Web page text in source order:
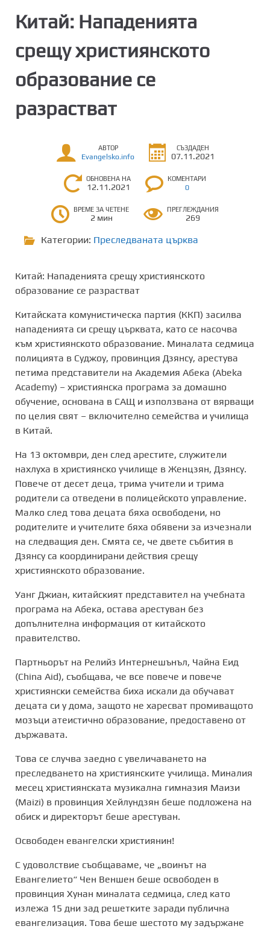
Китай: Нападенията
срещу християнското
образование се
разрастват
АВТОР
Evangelsko.info
СЪЗДАДЕН
07.11.2021
ОБНОВЕНА НА
12.11.2021
КОМЕНТАРИ
0
ВРЕМЕ ЗА ЧЕТЕНЕ
2 мин
ПРЕГЛЕЖДАНИЯ
269
Категории: Преследваната църква
Китай: Нападенията срещу християнското
образование се разрастват
Китайската комунистическа партия (ККП) засилва
нападенията си срещу църквата, като се насочва
към християнското образование. Миналата седмица
полицията в Суджоу, провинция Дзянсу, арестува
петима представители на Академия Абека (Abeka
Academy) – християнска програма за домашно
обучение, основана в САЩ и използвана от вярващи
по целия свят – включително семейства и училища
в Китай.
На 13 октомври, ден след арестите, служители
нахлуха в християнско училище в Женцзян, Дзянсу.
Повече от десет деца, трима учители и трима
родители са отведени в полицейското управление.
Малко след това децата бяха освободени, но
родителите и учителите бяха обявени за изчезнали
на следващия ден. Смята се, че двете събития в
Дзянсу са координирани действия срещу
християнското образование.
Уанг Джиан, китайският представител на учебната
програма на Абека, остава арестуван без
допълнителна информация от китайското
правителство.
Партньорът на Релийз Интернешънъл, Чайна Еид
(China Aid), съобщава, че все повече и повече
християнски семейства биха искали да обучават
децата си у дома, защото не харесват промиващото
мозъци атеистично образование, предоставено от
държавата.
Това се случва заедно с увеличаването на
преследването на християнските училища. Миналия
месец християнската музикална гимназия Маизи
(Maizi) в провинция Хейлундзян беше подложена на
обиск и директорът беше арестуван.
Освободен евангелски християнин!
С удоволствие съобщаваме, че „воинът на
Евангелието“ Чен Веншен беше освободен в
провинция Хунан миналата седмица, след като
излежа 15 дни зад решетките заради публична
евангелизация. Това беше шестото му задържане